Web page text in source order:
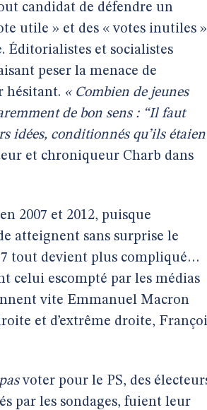
candidat de défendre un
utile » et des « votes inutiles
Éditorialistes et socialistes
peser la menace de
hésitant. « Combien de jeunes
de bon sens : “Il faut
idées, conditionnés qu’ils
et chroniqueur Charb dans
2007 et 2012, puisque
atteignent sans surprise le
tout devient plus compliqué…
celui escompté par les médias
vite Emmanuel Macron
et d’extrême droite,
voter pour le PS, des
par les sondages, fuient leur